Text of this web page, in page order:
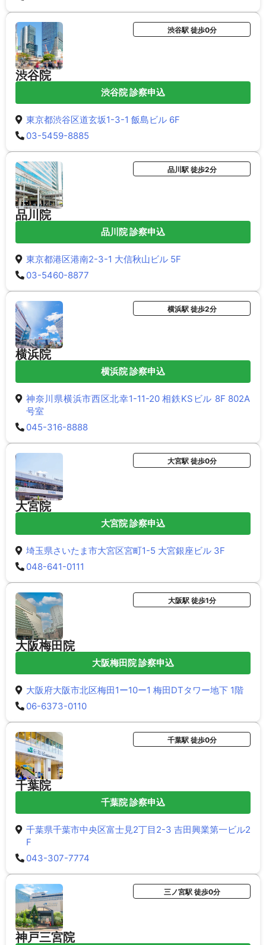
渋谷院
渋谷駅 徒歩0分
渋谷院 診察申込
東京都渋谷区道玄坂1-3-1 飯島ビル 6F
03-5459-8885
品川院
品川駅 徒歩2分
品川院 診察申込
東京都港区港南2-3-1 大信秋山ビル 5F
03-5460-8877
横浜院
横浜駅 徒歩2分
横浜院 診察申込
神奈川県横浜市西区北幸1-11-20 相鉄KSビル 8F 802A
号室
045-316-8888
大宮院
大宮駅 徒歩0分
大宮院 診察申込
埼玉県さいたま市大宮区宮町1-5 大宮銀座ビル 3F
048-641-0111
大阪梅田院
大阪駅 徒歩1分
大阪梅田院 診察申込
大阪府大阪市北区梅田1ー10ー1 梅田DTタワー地下 1階
06-6373-0110
千葉院
千葉駅 徒歩0分
千葉院 診察申込
千葉県千葉市中央区富士見2丁目2-3 吉田興業第一ビル2
F
043-307-7774
神戸三宮院
三ノ宮駅 徒歩0分